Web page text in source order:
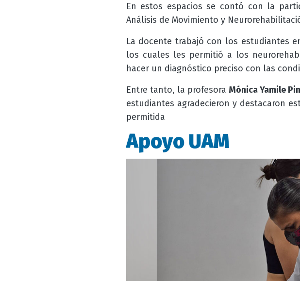
En estos espacios se contó con la
Análisis de Movimiento y
La docente trabajó con los estudiantes
los cuales les permitió a los
hacer un diagnóstico preciso con las
Entre tanto, la profesora Mónica Yamile
estudiantes agradecieron y destacaron
permitida
Apoyo UAM